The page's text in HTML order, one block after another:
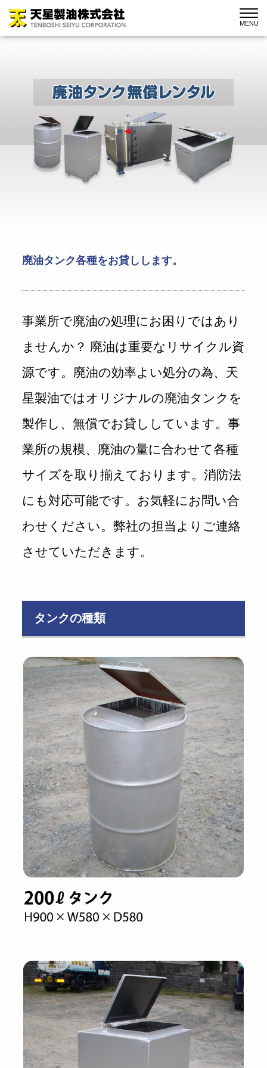
廃油タンク各種をお貸しします。
事業所で廃油の処理にお困りではあり
ませんか？ 廃油は重要なリサイクル資
源です。廃油の効率よい処分の為、天
星製油ではオリジナルの廃油タンクを
製作し、無償でお貸ししています。事
業所の規模、廃油の量に合わせて各種
サイズを取り揃えております。消防法
にも対応可能です。お気軽にお問い合
わせください。弊社の担当よりご連絡
させていただきます。
タンクの種類
MENU